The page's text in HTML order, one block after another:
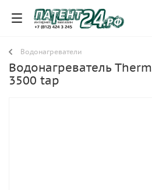
Водонагреватели
Водонагреватель
3500 tap